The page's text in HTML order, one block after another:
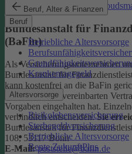
Beruf, Alter & Finanzen
Beruf
Betriebliche Altersvorsorge
Krankentagegeld
Altersvorsorge
Risikolebensversicherung
Sterbegeldversicherung
Betriebliche Altersvorsorge
Rente ZukunftPlus
Internet:
www.pkv-
Bundesanstalt für
(BaFin)
Als Versicherungsunternehmen
Bundesanstalt für
kann kostenfrei an die BaFin
Versicherer die vereinbarten
Vorgaben eingehalten hat.
verbindlich entscheiden.Sie
Bundesanstalt für
108, 53117 Bonn
E-Mail: poststelle@bafin.de